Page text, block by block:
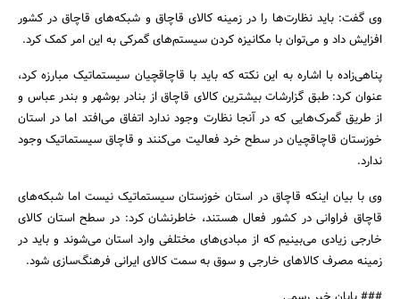
جستجو
وی گفت: باید نظارت‌ها را در زمینه کالای قاچاق و شبکه‌های قاچاق در کشور
افزایش داد و می‌توان با مکانیزه کردن سیستم‌های گمرکی به این امر کمک کرد.
پناهی‌زاده با اشاره به این نکته که باید با قاچاقچیان سیستماتیک مبارزه کرد،
عنوان کرد:‌ طبق گزارشات بیشترین کالای قاچاق از بنادر بوشهر و بندر عباس و
از طریق گمرک‌هایی که در آنجا نظارت وجود ندارد اتفاق می‌افتد اما در استان
خوزستان قاچاقچیان در سطح خرد فعالیت می‌کنند و قاچاق سیستماتیک وجود
ندارد.
وی با بیان اینکه قاچاق در استان خوزستان سیستماتیک نیست اما شبکه‌های
قاچاق فراوانی در کشور فعال هستند، خاطرنشان کرد: ‌در سطح استان کالای
خارجی زیادی می‌بینیم که از مبادی‌های مختلفی وارد استان می‌شوند و باید در
زمینه مصرف کالاهای خارجی و سوق به سمت کالای ایرانی فرهنگ‌سازی شود.